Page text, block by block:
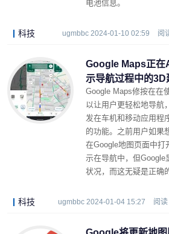
电池信息。
科技 ugmbbc 2024-01-10 02:59 阅
Google Maps正
示导航过程中的3D
Google Maps修按在在
以让用户更轻松地导航
发在车机和移动应用程
的功能。之前用户如果
在Google地图页面中打
示在导航中，但Google
状况，而这无疑是正确
科技 ugmbbc 2024-01-04 15:27 阅